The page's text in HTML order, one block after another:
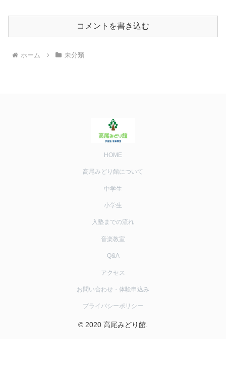
コメントを書き込む
ホーム 未分類
HOME
高尾みどり館について
中学生
小学生
入塾までの流れ
音楽教室
Q&A
アクセス
お問い合わせ・体験申込み
プライバシーポリシー
© 2020 高尾みどり館.